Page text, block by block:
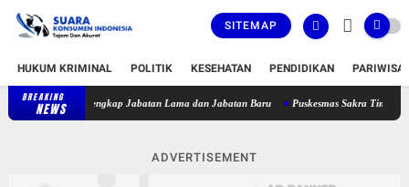
SITEMAP
HUKUM KRIMINAL POLITIK KESEHATAN PENDIDIKAN
BREAKING
NEWS Bupati Lombok Timur Lantik 36 Pejabat, Berikut Daftar Lengkap
ADVERTISEMENT